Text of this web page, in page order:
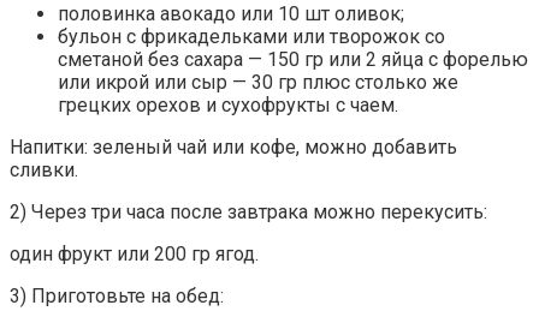
половинка авокадо или 10 шт оливок;
бульон с фрикадельками или творожок со
сметаной без сахара — 150 гр или 2 яйца с форелью
или икрой или сыр — 30 гр плюс столько же
грецких орехов и сухофрукты с чаем.
Напитки: зеленый чай или кофе, можно добавить
сливки.
2) Через три часа после завтрака можно перекусить:
один фрукт или 200 гр ягод.
3) Приготовьте на обед: